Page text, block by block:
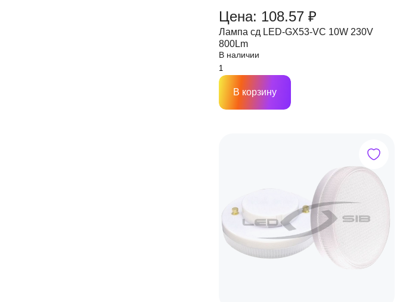
Цена: 108.57 ₽
Лампа сд LED-GX53-VC 10W 230V
800Lm
В наличии
В корзину